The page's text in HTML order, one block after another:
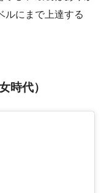
ルにまで上達する
時代）